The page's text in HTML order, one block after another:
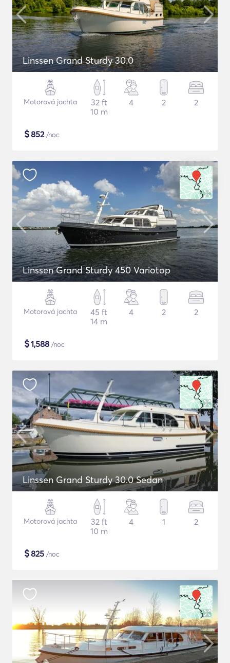
Linssen Grand Sturdy 30.0
Motorová jachta
32 ft
10 m
4 2 2
$852/noc
Linssen Grand Sturdy 450 Variotop
Motorová jachta
45 ft
14 m
4 2 2
$1,588 /noc
Linssen Grand Sturdy 30.0 Sedan
Motorová jachta
32 ft
10 m
4 1 2
$825 /noc